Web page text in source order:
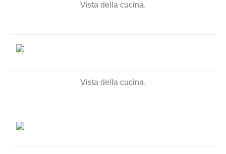
Vista della cucina.
Vista della cucina.